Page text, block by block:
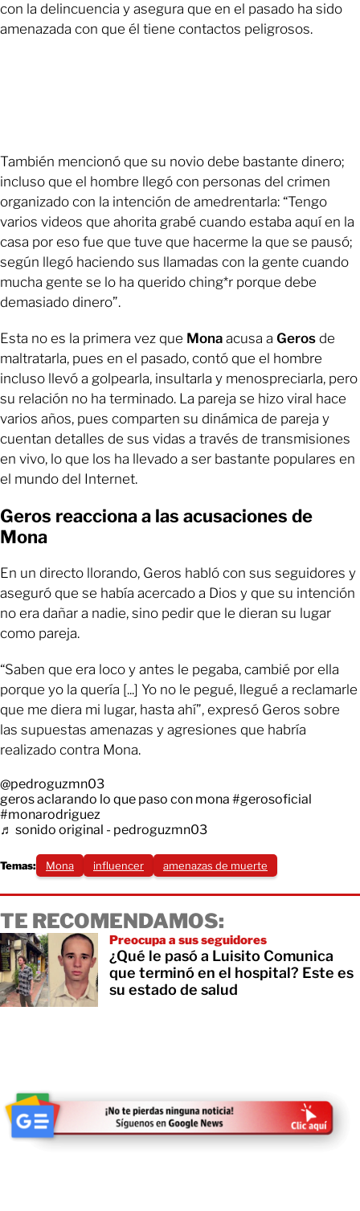
con la delincuencia y asegura que en el pasado ha sido
amenazada con que él tiene contactos peligrosos.
También mencionó que su novio debe bastante dinero;
incluso que el hombre llegó con personas del crimen
organizado con la intención de amedrentarla: “Tengo
varios videos que ahorita grabé cuando estaba aquí en la
casa por eso fue que tuve que hacerme la que se pausó;
según llegó haciendo sus llamadas con la gente cuando
mucha gente se lo ha querido ching*r porque debe
demasiado dinero”.
Esta no es la primera vez que Mona acusa a Geros de
maltratarla, pues en el pasado, contó que el hombre
incluso llevó a golpearla, insultarla y menospreciarla, pero
su relación no ha terminado. La pareja se hizo viral hace
varios años, pues comparten su dinámica de pareja y
cuentan detalles de sus vidas a través de transmisiones
en vivo, lo que los ha llevado a ser bastante populares en
el mundo del Internet.
Geros reacciona a las acusaciones de
Mona
En un directo llorando, Geros habló con sus seguidores y
aseguró que se había acercado a Dios y que su intención
no era dañar a nadie, sino pedir que le dieran su lugar
como pareja.
“Saben que era loco y antes le pegaba, cambié por ella
porque yo la quería [...] Yo no le pegué, llegué a reclamarle
que me diera mi lugar, hasta ahí”, expresó Geros sobre
las supuestas amenazas y agresiones que habría
realizado contra Mona.
@pedroguzmn03
geros aclarando lo que paso con mona #gerosoficial
#monarodriguez
♬ sonido original - pedroguzmn03
Temas: Mona influencer amenazas de muerte
TE RECOMENDAMOS:
Preocupa a sus seguidores
¿Qué le pasó a Luisito Comunica
que terminó en el hospital? Este es
su estado de salud